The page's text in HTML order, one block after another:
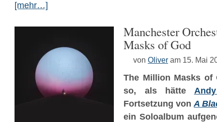
[mehr…]
Manchester
Masks of God
von Oliver am 15. Mai
The Million Masks
so, als hätte
Fortsetzung vonA
ein Soloalbum